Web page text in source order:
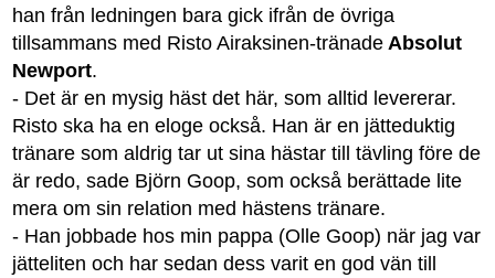
han från ledningen bara gick ifrån de övriga
tillsammans med Risto Airaksinen-tränade Absolut
Newport.
- Det är en mysig häst det här, som alltid levererar.
Risto ska ha en eloge också. Han är en jätteduktig
tränare som aldrig tar ut sina hästar till tävling före de
är redo, sade Björn Goop, som också berättade lite
mera om sin relation med hästens tränare.
- Han jobbade hos min pappa (Olle Goop) när jag var
jätteliten och har sedan dess varit en god vän till